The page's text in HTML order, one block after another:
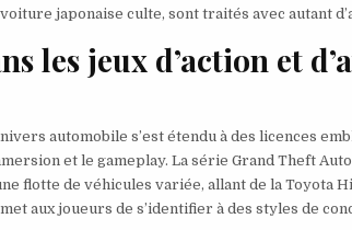
japonaise culte, sont traités avec autant
les jeux d’action et
automobile s’est étendu à des licences
et le gameplay. La série Grand Theft
flotte de véhicules variée, allant de la
aux joueurs de s’identifier à des styles de